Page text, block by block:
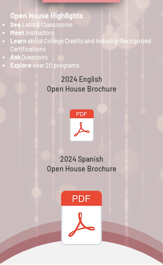
Open House Highlights
See Labs & Classrooms
Meet instructors
Learn about College Credits and Industry-Recognized
Certifications
AskQuestions
Explore over 20 programs
2024 English
Open House Brochure
2024 Spanish
Open House Brochure